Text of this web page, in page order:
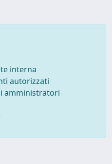
interna
autorizzati
amministratori